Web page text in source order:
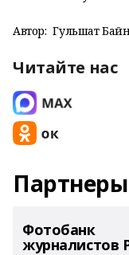
Автор: Гульшат
Читайте нас
Партнеры
Фотобанк
журналистов